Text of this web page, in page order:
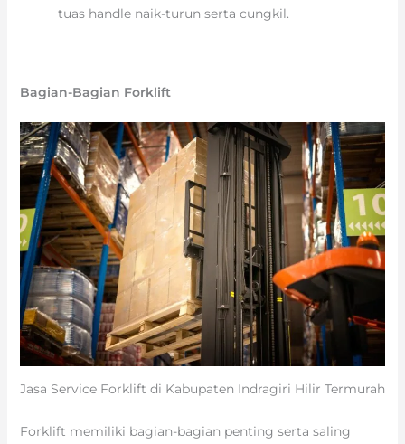
tuas handle naik-turun serta cungkil.
Bagian-Bagian Forklift
Jasa Service Forklift di Kabupaten Indragiri Hilir Termurah
Forklift memiliki bagian-bagian penting serta saling